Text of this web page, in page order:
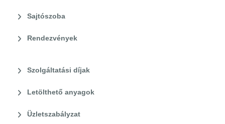
Sajtószoba
Rendezvények
Szolgáltatási díjak
Letölthető anyagok
Üzletszabályzat